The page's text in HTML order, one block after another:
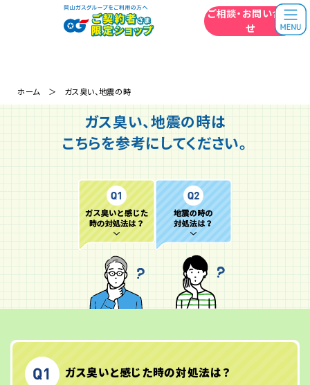
ご相談・お問い合わ
せ
うちにはどの機器がいい？
岡山ガスの相談員に相談してみよう！
無料相談はこちら
ホーム ＞ ガス臭い、地震の時
ガス臭い、地震の時は
こちらを参考にしてください。
ガス臭いと感じた時の対処法は？